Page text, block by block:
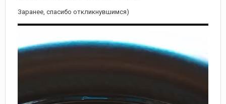
Заранее, спасибо откликнувшимся)